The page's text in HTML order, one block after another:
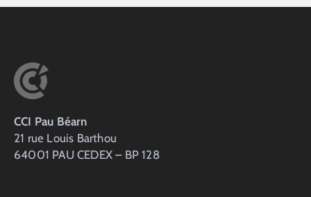
CCI Pau Béarn
21 rue Louis Barthou
64001 PAU CEDEX – BP 128